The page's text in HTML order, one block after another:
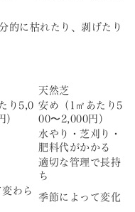
分的に枯れたり、剥げたり
天然芝
り5,0
）
安め（1㎡あたり5
00〜2,000円）
水やり・芝刈り・
肥料代がかかる
適切な管理で長持
ち
わら
季節によって変化